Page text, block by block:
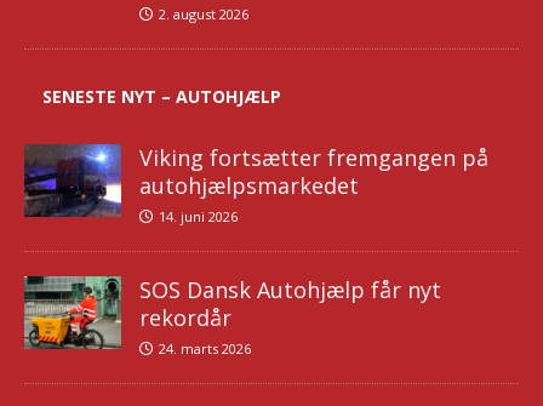
2. august 2026
SENESTE NYT – AUTOHJÆLP
Viking fortsætter fremgangen på
autohjælpsmarkedet
14. juni 2026
SOS Dansk Autohjælp får nyt
rekordår
24. marts 2026